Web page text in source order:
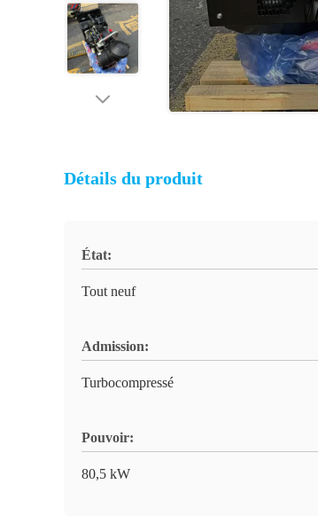
Détails du produit
État:
Tout neuf
Admission:
Turbocompressé
Pouvoir:
80,5 kW